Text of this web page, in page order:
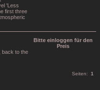
'Less
first three
back to the
Bitte einloggen für den
Preis
Seiten: 1